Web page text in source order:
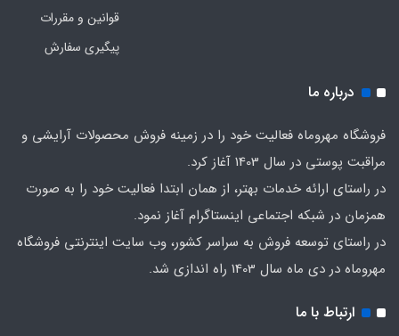
قوانین و مقررات
پیگیری سفارش
درباره ما
فروشگاه مهروماه فعالیت خود را در زمینه فروش محصولات آرایشی و
مراقبت پوستی در سال 1403 آغاز کرد.
در راستای ارائه خدمات بهتر، از همان ابتدا فعالیت خود را به صورت
همزمان در شبکه اجتماعی اینستاگرام آغاز نمود.
در راستای توسعه فروش به سراسر کشور، وب سایت اینترنتی فروشگاه
مهروماه در دی ماه سال 1403 راه اندازی شد.
ارتباط با ما